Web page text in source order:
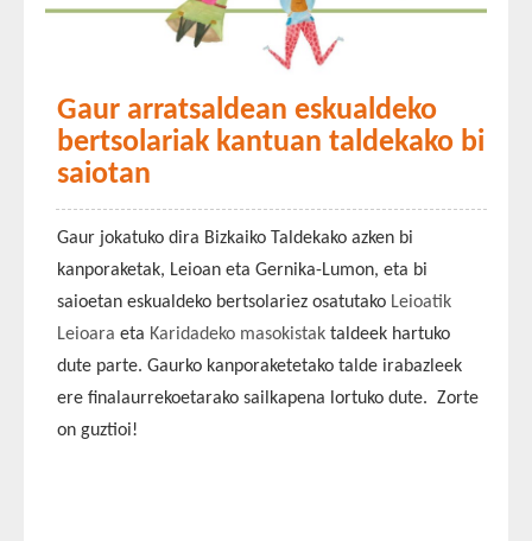
Gaur arratsaldean eskualdeko
bertsolariak kantuan taldekako bi
saiotan
Gaur jokatuko dira Bizkaiko Taldekako azken bi
kanporaketak, Leioan eta Gernika-Lumon, eta bi
saioetan eskualdeko bertsolariez osatutako Leioatik
Leioara eta Karidadeko masokistak taldeek hartuko
dute parte. Gaurko kanporaketetako talde irabazleek
ere finalaurrekoetarako sailkapena lortuko dute. Zorte
on guztioi!